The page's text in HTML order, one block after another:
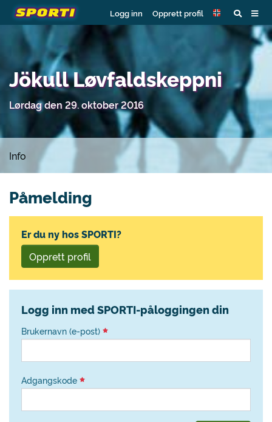
Logg inn Opprett profil
Jökull Løvfaldskeppni
Lørdag den 29. oktober 2016
Info
Påmelding
Er du ny hos SPORTI?
Opprett profil
Logg inn med SPORTI-påloggingen din
Brukernavn (e-post)
Adgangskode